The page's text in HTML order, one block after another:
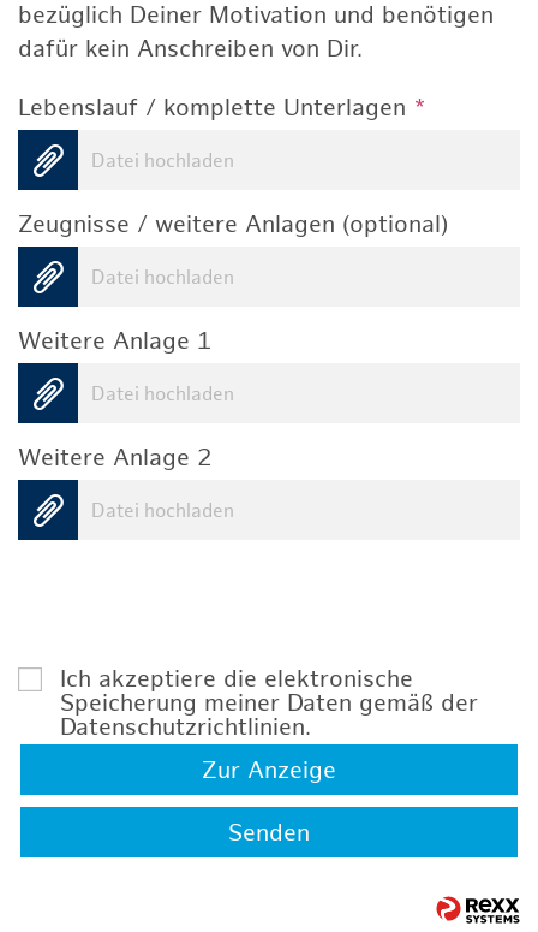
bezüglich Deiner Motivation und benötigen
dafür kein Anschreiben von Dir.
Lebenslauf / komplette Unterlagen *
Datei hochladen
Zeugnisse / weitere Anlagen (optional)
Datei hochladen
Weitere Anlage 1
Datei hochladen
Weitere Anlage 2
Datei hochladen
Ich akzeptiere die elektronische
Speicherung meiner Daten gemäß der
Datenschutzrichtlinien.
Zur Anzeige
Senden